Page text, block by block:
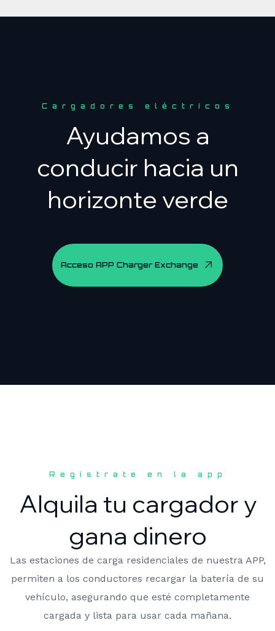
Cargadores eléctricos
Ayudamos a
conducir hacia un
horizonte verde
Acceso APP Charger Exchange
Registrate en la app
Alquila tu cargador y
gana dinero
Las estaciones de carga residenciales de nuestra APP,
permiten a los conductores recargar la batería de su
vehículo, asegurando que esté completamente
cargada y lista para usar cada mañana.